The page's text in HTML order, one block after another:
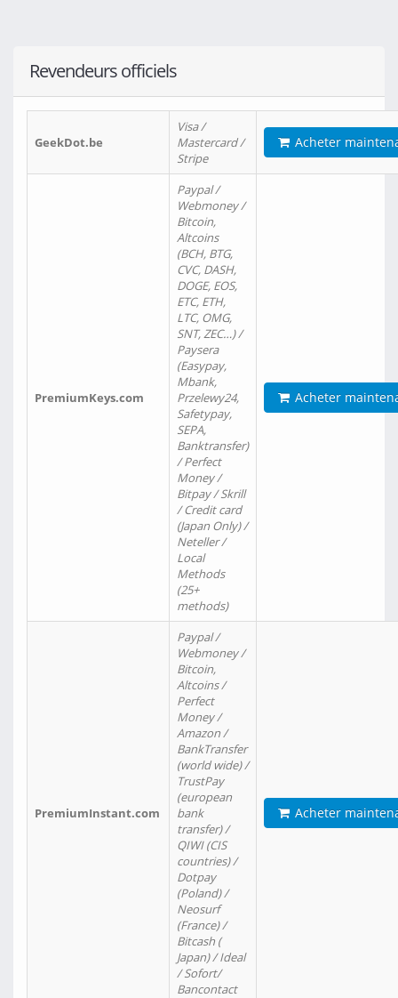
Revendeurs officiels
GeekDot.be
Visa /
Mastercard /
Stripe
Acheter
PremiumKeys.com
Paypal /
Webmoney /
Bitcoin,
Altcoins
(BCH, BTG,
CVC, DASH,
DOGE, EOS,
ETC, ETH,
LTC, OMG,
SNT, ZEC…) /
Paysera
(Easypay,
Mbank,
Przelewy24,
Safetypay,
SEPA,
Banktransfer)
/ Perfect
Money /
Bitpay / Skrill
/ Credit card
(Japan Only) /
Neteller /
Local
Methods
(25+
methods)
Acheter
PremiumInstant.com
Paypal /
Webmoney /
Bitcoin,
Altcoins /
Perfect
Money /
Amazon /
BankTransfer
(world wide) /
TrustPay
(european
bank
transfer) /
QIWI (CIS
countries) /
Dotpay
(Poland) /
Neosurf
(France) /
Bitcash (
Japan) / Ideal
/ Sofort/
Bancontact
Acheter